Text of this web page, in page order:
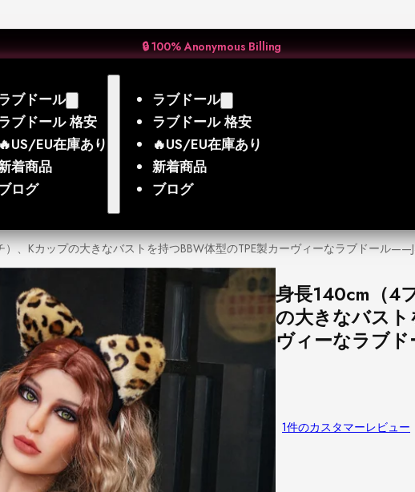
🔒 100% Anonymous Billing
ブドール
ブドール 格安
EU在庫あり
着商品
ログ
ラブドール
ラブドール 格安
🔥US/EU在庫あり
新着商品
ブログ
、Kカップの大きなバストを持つBBW体型のTPE製カーヴィーなラブドール
身長140cm（4
の大きなバス
ヴィーなラブ
1件のカスタマーレビュー